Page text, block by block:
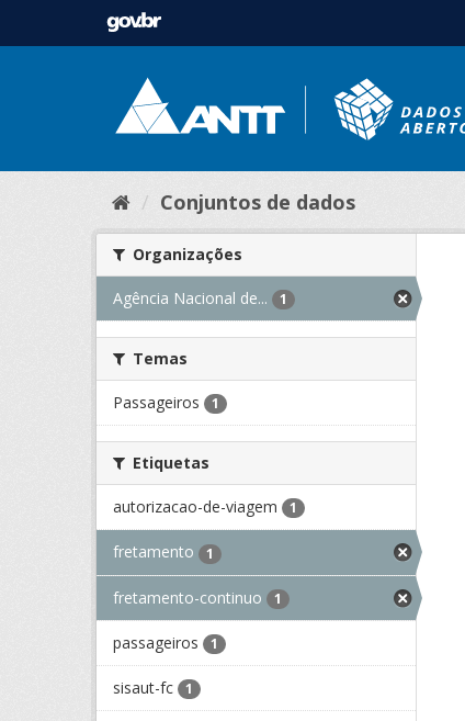
Conjuntos de dados
Organizações
Agência Nacional de... 1
Temas
Passageiros 1
Etiquetas
autorizacao-de-viagem 1
fretamento 1
fretamento-continuo 1
passageiros 1
sisaut-fc 1